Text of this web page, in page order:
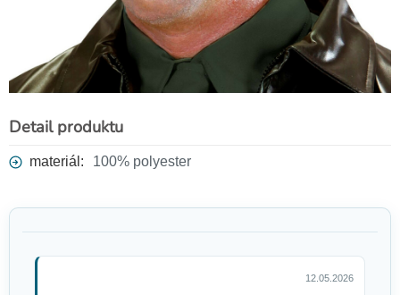
Detail produktu
materiál: 100% polyester
12.05.2026